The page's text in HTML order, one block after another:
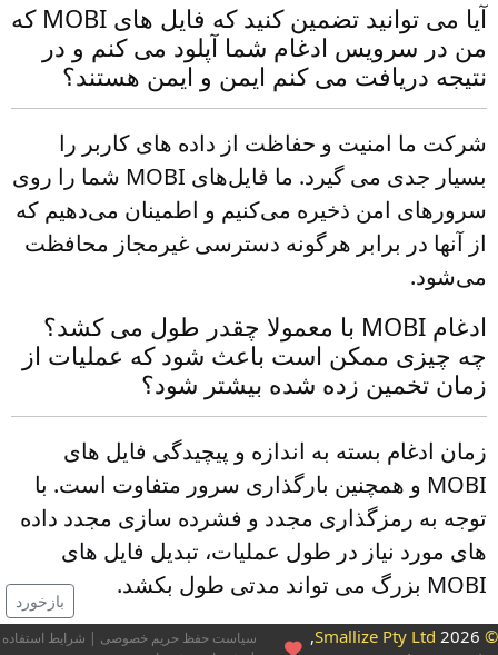
آیا می توانید تضمین کنید که فایل های MOBI که
من در سرویس ادغام شما آپلود می کنم و در
نتیجه دریافت می کنم ایمن و ایمن هستند؟
شرکت ما امنیت و حفاظت از داده های کاربر را
بسیار جدی می گیرد. ما فایل‌های MOBI شما را روی
سرورهای امن ذخیره می‌کنیم و اطمینان می‌دهیم که
از آنها در برابر هرگونه دسترسی غیرمجاز محافظت
می‌شود.
ادغام MOBI با معمولا چقدر طول می کشد؟
چه چیزی ممکن است باعث شود که عملیات از
زمان تخمین زده شده بیشتر شود؟
زمان ادغام بسته به اندازه و پیچیدگی فایل های
MOBI و همچنین بارگذاری سرور متفاوت است. با
توجه به رمزگذاری مجدد و فشرده سازی مجدد داده
های مورد نیاز در طول عملیات، تبدیل فایل های
MOBI بزرگ می تواند مدتی طول بکشد.
بازخورد
© Smallize
2026,
سیاست حفظ حریم خصوصی| شرایط استفاده